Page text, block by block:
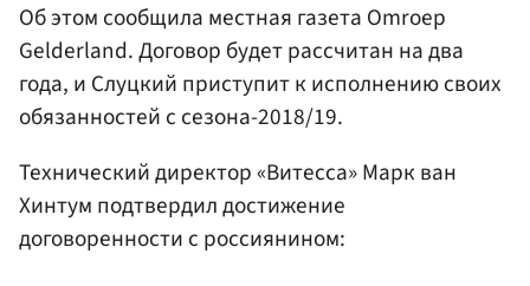
Об этом сообщила местная газета Omroep
Gelderland. Договор будет рассчитан на два
года, и Слуцкий приступит к исполнению своих
обязанностей с сезона-2018/19.
Технический директор «Витесса» Марк ван
Хинтум подтвердил достижение
договоренности с россиянином: